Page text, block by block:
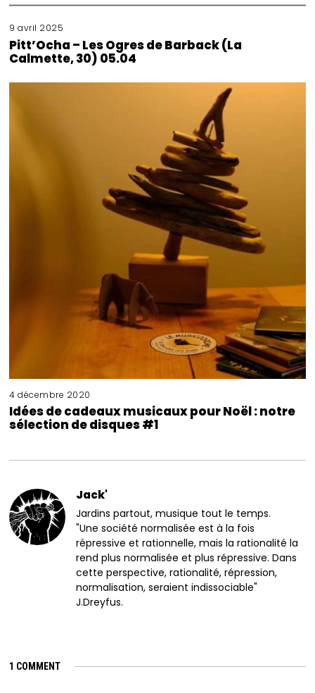
9 avril 2025
Pitt’Ocha – Les Ogres de Barback (La
Calmette, 30) 05.04
4 décembre 2020
Idées de cadeaux musicaux pour Noël : notre
sélection de disques #1
Jack'
Jardins partout, musique tout le temps.
"Une société normalisée est à la fois
répressive et rationnelle, mais la rationalité la
rend plus normalisée et plus répressive. Dans
cette perspective, rationalité, répression,
normalisation, seraient indissociable"
J.Dreyfus.
1 COMMENT